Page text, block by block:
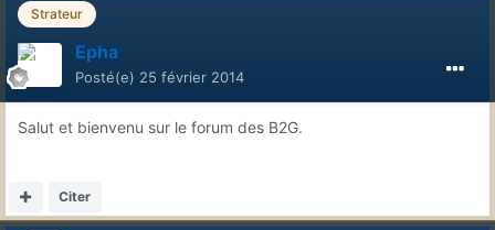
Strateur
Epha
Posté(e) 25 février 2014
Salut et bienvenu sur le forum des B2G.
Citer